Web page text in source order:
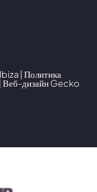
| Политика
Веб-дизайнGecko